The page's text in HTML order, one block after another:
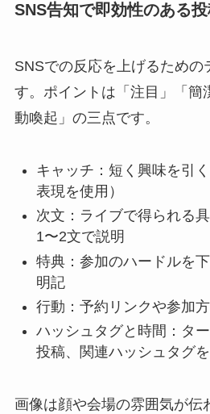
SNS告知で即効性のある
SNSでの反応を上げるための
す。ポイントは「注目」「簡
動喚起」の三点です。
キャッチ：短く興味を引
表現を使用）
次文：ライブで得られる
1〜2文で説明
特典：参加のハードルを
明記
行動：予約リンクや参加
ハッシュタグと時間：タ
投稿、関連ハッシュタグ
画像は顔や会場の雰囲気が伝